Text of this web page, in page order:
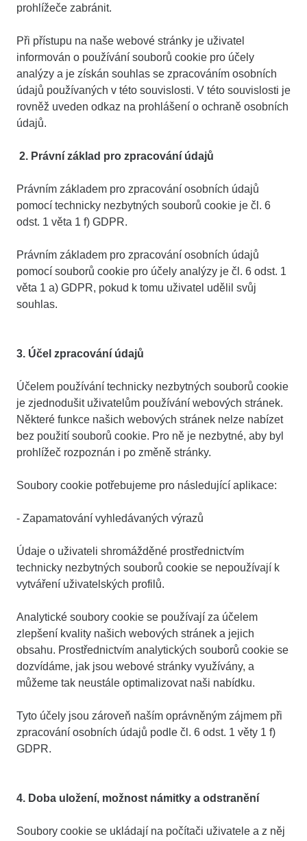
prohlížeče zabránit.
Při přístupu na naše webové stránky je uživatel
informován o používání souborů cookie pro účely
analýzy a je získán souhlas se zpracováním osobních
údajů používaných v této souvislosti. V této souvislosti je
rovněž uveden odkaz na prohlášení o ochraně osobních
údajů.
2. Právní základ pro zpracování údajů
Právním základem pro zpracování osobních údajů
pomocí technicky nezbytných souborů cookie je čl. 6
odst. 1 věta 1 f) GDPR.
Právním základem pro zpracování osobních údajů
pomocí souborů cookie pro účely analýzy je čl. 6 odst. 1
věta 1 a) GDPR, pokud k tomu uživatel udělil svůj
souhlas.
3. Účel zpracování údajů
Účelem používání technicky nezbytných souborů cookie
je zjednodušit uživatelům používání webových stránek.
Některé funkce našich webových stránek nelze nabízet
bez použití souborů cookie. Pro ně je nezbytné, aby byl
prohlížeč rozpoznán i po změně stránky.
Soubory cookie potřebujeme pro následující aplikace:
- Zapamatování vyhledávaných výrazů
Údaje o uživateli shromážděné prostřednictvím
technicky nezbytných souborů cookie se nepoužívají k
vytváření uživatelských profilů.
Analytické soubory cookie se používají za účelem
zlepšení kvality našich webových stránek a jejich
obsahu. Prostřednictvím analytických souborů cookie se
dozvídáme, jak jsou webové stránky využívány, a
můžeme tak neustále optimalizovat naši nabídku.
Tyto účely jsou zároveň naším oprávněným zájmem při
zpracování osobních údajů podle čl. 6 odst. 1 věty 1 f)
GDPR.
4. Doba uložení, možnost námitky a odstranění
Soubory cookie se ukládají na počítači uživatele a z něj